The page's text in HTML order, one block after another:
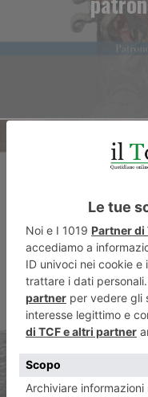
Una vita